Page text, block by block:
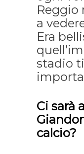
Reggio
a
Era
stadio
Ci sarà
calcio?